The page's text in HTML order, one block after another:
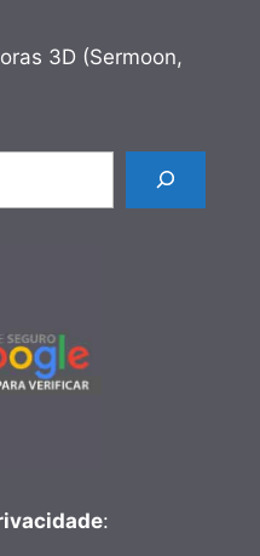
3D (Sermoon,
: